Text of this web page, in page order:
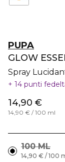
PUPA
GLOW
Spray
14 punti
14,90 €
14,90 € / 100 ml
100 ML
14,90 € / 100